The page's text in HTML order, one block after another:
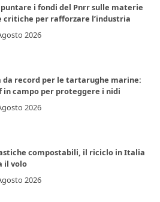
puntare i fondi del Pnrr sulle materie
critiche per rafforzare l’industria
2026
da record per le tartarughe marine:
in campo per proteggere i nidi
2026
compostabili, il riciclo in Italia
il volo
2026